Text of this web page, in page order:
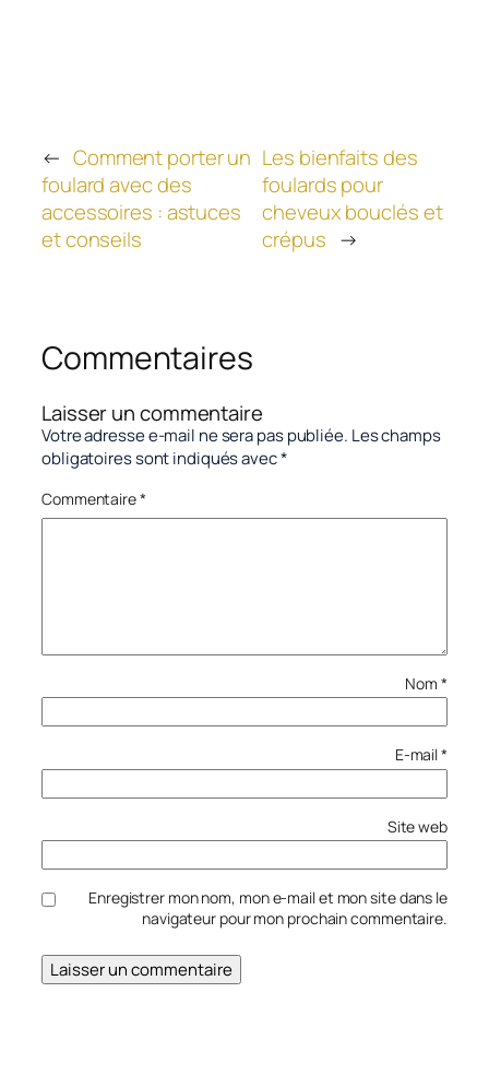
← Comment porter un
foulard avec des
accessoires : astuces
et conseils
Les bienfaits des
foulards pour
cheveux bouclés et
crépus →
Commentaires
Laisser un commentaire
Votre adresse e-mail ne sera pas publiée. Les champs
obligatoires sont indiqués avec*
Commentaire*
Nom*
E-mail*
Site web
Enregistrer mon nom, mon e-mail et mon site dans le
navigateur pour mon prochain commentaire.